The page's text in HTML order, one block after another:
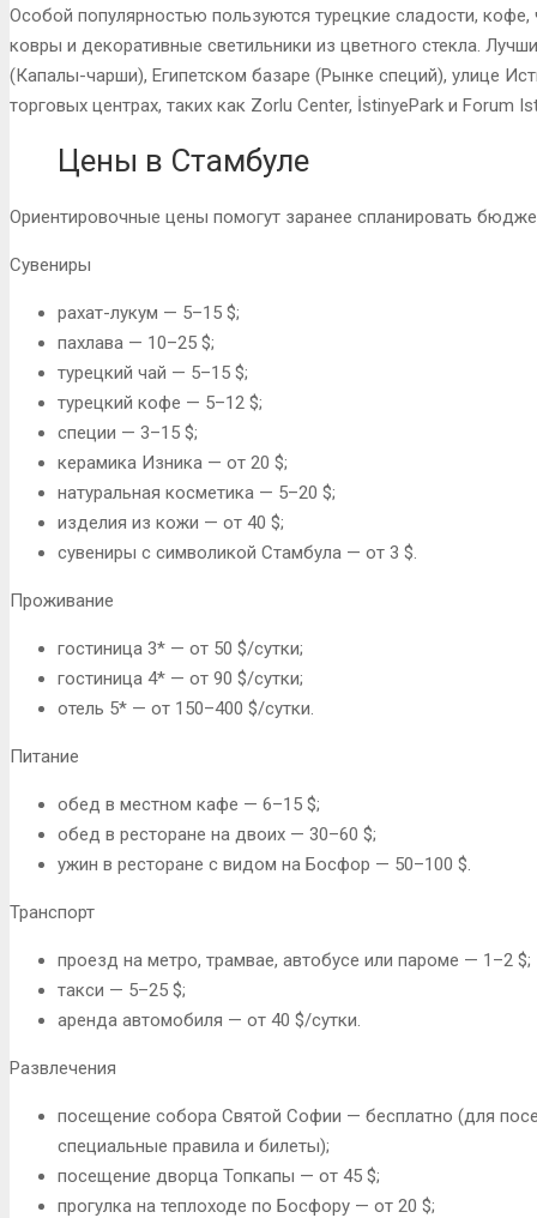
Особой популярностью пользуются турецкие сладости,
ковры и декоративные светильники из цветного стекла.
(Капалы-чарши), Египетском базаре (Рынке специй), улице
торговых центрах, таких как Zorlu Center, İstinyePark и Forum
Цены в Стамбуле
Ориентировочные цены помогут заранее спланировать
Сувениры
рахат-лукум — 5–15 $;
пахлава — 10–25 $;
турецкий чай — 5–15 $;
турецкий кофе — 5–12 $;
специи — 3–15 $;
керамика Изника — от 20 $;
натуральная косметика — 5–20 $;
изделия из кожи — от 40 $;
сувениры с символикой Стамбула — от 3 $.
Проживание
гостиница 3* — от 50 $/сутки;
гостиница 4* — от 90 $/сутки;
отель 5* — от 150–400 $/сутки.
Питание
обед в местном кафе — 6–15 $;
обед в ресторане на двоих — 30–60 $;
ужин в ресторане с видом на Босфор — 50–100 $.
Транспорт
проезд на метро, трамвае, автобусе или пароме — 1–2 $;
такси — 5–25 $;
аренда автомобиля — от 40 $/сутки.
Развлечения
посещение собора Святой Софии — бесплатно (для
специальные правила и билеты);
посещение дворца Топкапы — от 45 $;
прогулка на теплоходе по Босфору — от 20 $;